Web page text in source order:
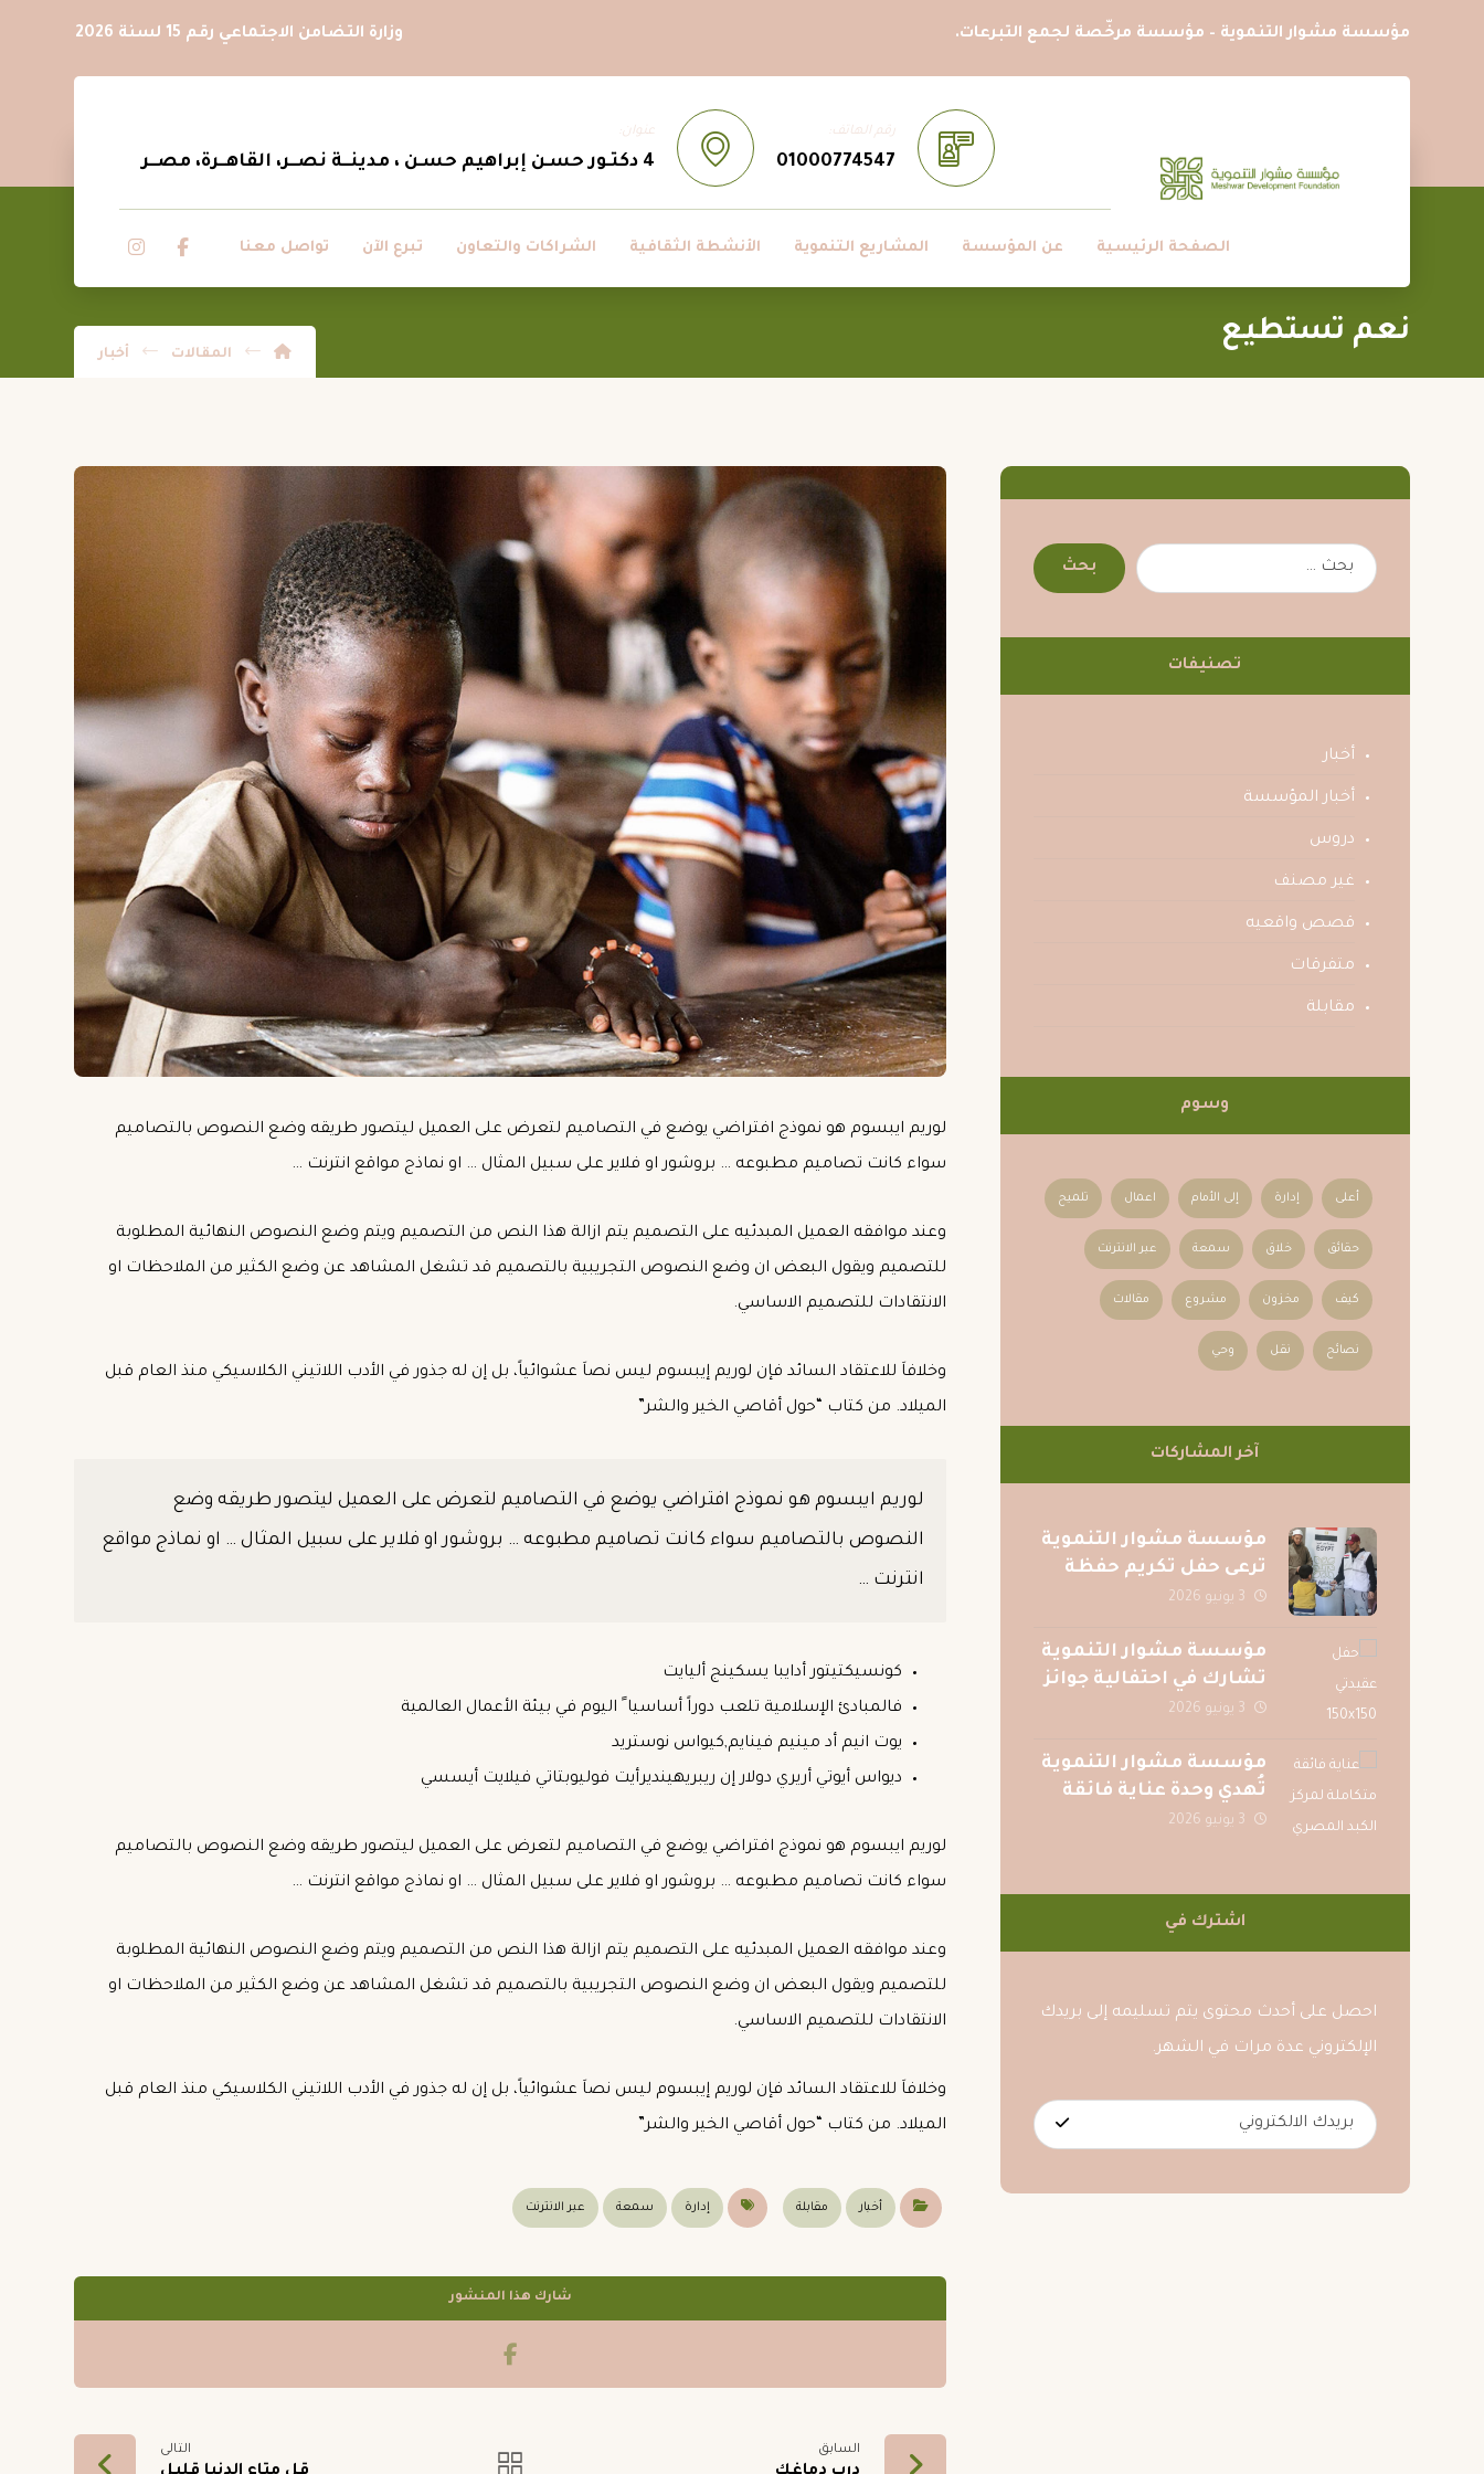
مؤسسة مشوار التنموية – مؤسسة مرخّصة لجمع التبرعات. وزارة التضامن الاجتماعي رقم 15 لسنة 2026
عنوان:
4 دكتـور حسـن إبراهيم حسـن ، مدينــة نصــر، القاهــرة، مصــر
رقم الهاتف:
01000774547
الصفحة الرئيسية عن المؤسسة المشاريع التنموية الأنشطة الثقافية الشراكات والتعاون تبرع الآن تواصل معنا
نعم تستطيع
المقالات أخبار
لوريم ايبسوم هو نموذج افتراضي يوضع في التصاميم لتعرض على العميل ليتصور طريقه وضع النصوص بالتصاميم
سواء كانت تصاميم مطبوعه … بروشور او فلاير على سبيل المثال … او نماذج مواقع انترنت …
وعند موافقه العميل المبدئيه على التصميم يتم ازالة هذا النص من التصميم ويتم وضع النصوص النهائية المطلوبة
للتصميم ويقول البعض ان وضع النصوص التجريبية بالتصميم قد تشغل المشاهد عن وضع الكثير من الملاحظات او
الانتقادات للتصميم الاساسي.
وخلافاَ للاعتقاد السائد فإن لوريم إيبسوم ليس نصاَ عشوائياً، بل إن له جذور في الأدب اللاتيني الكلاسيكي منذ العام قبل
الميلاد. من كتاب “حول أقاصي الخير والشر”
لوريم ايبسوم هو نموذج افتراضي يوضع في التصاميم لتعرض على العميل ليتصور طريقه وضع
النصوص بالتصاميم سواء كانت تصاميم مطبوعه … بروشور او فلاير على سبيل المثال … او نماذج مواقع
انترنت …
كونسيكتيتور أدايبا يسكينج أليايت
فالمبادئ الإسلامية تلعب دوراً أساسيا ً اليوم في بيئة الأعمال العالمية
يوت انيم أد مينيم فينايم,كيواس نوستريد
ديواس أيوتي أريري دولار إن ريبريهينديرأيت فوليوبتاتي فيلايت أيسسي
لوريم ايبسوم هو نموذج افتراضي يوضع في التصاميم لتعرض على العميل ليتصور طريقه وضع النصوص بالتصاميم
سواء كانت تصاميم مطبوعه … بروشور او فلاير على سبيل المثال … او نماذج مواقع انترنت …
وعند موافقه العميل المبدئيه على التصميم يتم ازالة هذا النص من التصميم ويتم وضع النصوص النهائية المطلوبة
للتصميم ويقول البعض ان وضع النصوص التجريبية بالتصميم قد تشغل المشاهد عن وضع الكثير من الملاحظات او
الانتقادات للتصميم الاساسي.
وخلافاَ للاعتقاد السائد فإن لوريم إيبسوم ليس نصاَ عشوائياً، بل إن له جذور في الأدب اللاتيني الكلاسيكي منذ العام قبل
الميلاد. من كتاب “حول أقاصي الخير والشر”
أخبار مقابلة إدارة سمعة عبر الانترنت
السابق التالى
تصنيفات
أخبار
أخبار المؤسسة
دروس
غير مصنف
قصص واقعيه
متفرقات
مقابلة
وسوم
أعلى إدارة إلى الأمام اعمال تلميح
حقائق خلاق سمعة عبر الانترنت
كيف مخزون مشروع مقالات
نصائح نقل وحي
آخر المشاركات
مؤسسة مشوار التنموية
ترعى حفل تكريم حفظة
القرآن الكريم بقرية الصف
3 يونيو 2026
مؤسسة مشوار التنموية
تشارك في احتفالية جوائز
المسابقة الرمضانية
3 يونيو 2026
مؤسسة مشوار التنموية
تُهدي وحدة عناية فائقة
متكاملة لمركز الكبد
3 يونيو 2026
اشترك في
احصل على أحدث محتوى يتم تسليمه إلى بريدك
الإلكتروني عدة مرات في الشهر.